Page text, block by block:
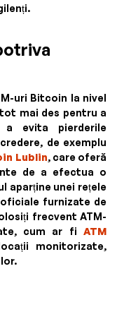
uri Bitcoin la nivel
mai des pentru a
a evita pierderile
de exemplu
Lublin, care oferă
de a efectua o
aparține unei rețele
furnizate de
frecvent ATM-
cum ar fi ATM
monitorizate,